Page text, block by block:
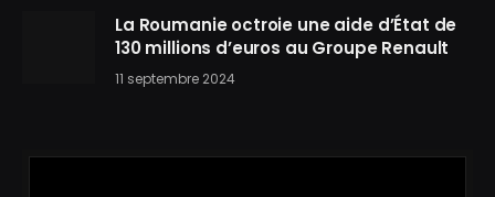
La Roumanie octroie une aide d’État de
130 millions d’euros au Groupe Renault
11 septembre 2024